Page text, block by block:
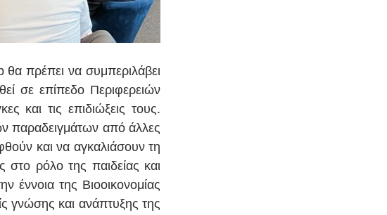
πρέπει να συμπεριλάβει
σε επίπεδο Περιφερειών
και τις επιδιώξεις τους.
παραδειγμάτων από άλλες
και να αγκαλιάσουν τη
στο ρόλο της παιδείας και
έννοια της Βιοοικονομίας
γνώσης και ανάπτυξης της